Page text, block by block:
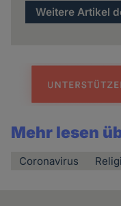
Weitere Artikel
Mehr lesen
Coronavirus